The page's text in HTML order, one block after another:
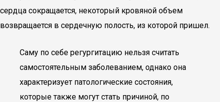
сердца сокращается, некоторый кровяной объем
возвращается в сердечную полость, из которой пришел.
Саму по себе регургитацию нельзя считать
самостоятельным заболеванием, однако она
характеризует патологические состояния,
которые также могут стать причиной, по